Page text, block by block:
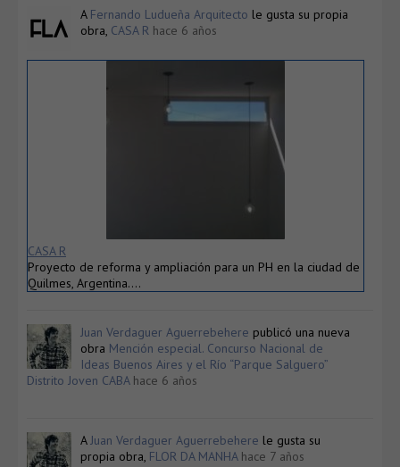
A Fernando Ludueña Arquitecto le gusta su propia
obra, CASA R hace 6 años
CASA R
Proyecto de reforma y ampliación para un PH en la ciudad de
Quilmes, Argentina….
Juan Verdaguer Aguerrebehere publicó una nueva
obra Mención especial. Concurso Nacional de
Ideas Buenos Aires y el Río “Parque Salguero”
Distrito Joven CABA hace 6 años
AJuan Verdaguer Aguerrebehere le gusta su
propia obra, FLOR DA MANHA hace 7 años